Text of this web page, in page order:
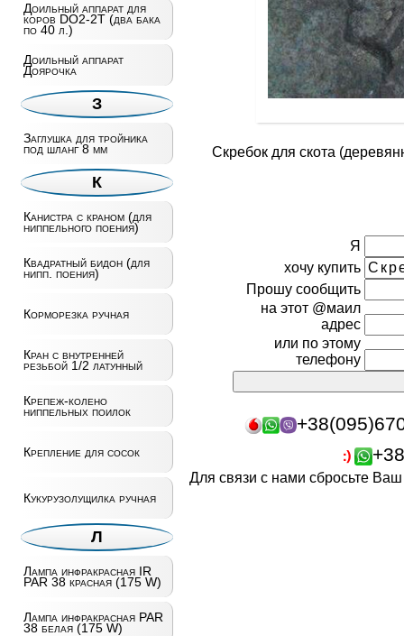
Доильный аппарат для
коров DO2-2T (два бака
по 40 л.)
Доильный аппарат
Доярочка
З
Заглушка для тройника
под шланг 8 мм
К
Канистра с краном (для
ниппельного поения)
Квадратный бидон (для
нипп. поения)
Корморезка ручная
Кран с внутренней
резьбой 1/2 латунный
Крепеж-колено
ниппельных поилок
Крепление для сосок
Кукурузолущилка ручная
Л
Лампа инфракрасная IR
PAR 38 красная (175 W)
Лампа инфракрасная PAR
38 белая (175 W)
Скребок для скота
Я
хочу купить
Прошу сообщить
на этот @маил
адрес
или по этому
телефону
Для связи с нами сбросьте